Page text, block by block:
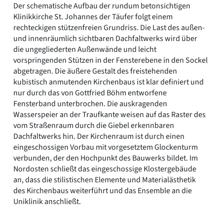
Der schematische Aufbau der rundum betonsichtigen
Klinikkirche St. Johannes der Täufer folgt einem
rechteckigen stützenfreien Grundriss. Die Last des außen-
und innenräumlich sichtbaren Dachfaltwerks wird über
die ungegliederten Außenwände und leicht
vorspringenden Stützen in der Fensterebene in den Sockel
abgetragen. Die äußere Gestalt des freistehenden
kubistisch anmutenden Kirchenbaus ist klar definiert und
nur durch das von Gottfried Böhm entworfene
Fensterband unterbrochen. Die auskragenden
Wasserspeier an der Traufkante weisen auf das Raster des
vom Straßenraum durch die Giebel erkennbaren
Dachfaltwerks hin. Der Kirchenraum ist durch einen
eingeschossigen Vorbau mit vorgesetztem Glockenturm
verbunden, der den Hochpunkt des Bauwerks bildet. Im
Nordosten schließt das eingeschossige Klostergebäude
an, dass die stilistischen Elemente und Materialästhetik
des Kirchenbaus weiterführt und das Ensemble an die
Uniklinik anschließt.